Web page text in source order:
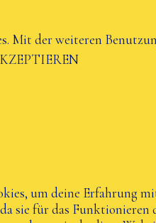
Mit der weiteren
um deine Erfahrung
sie für das